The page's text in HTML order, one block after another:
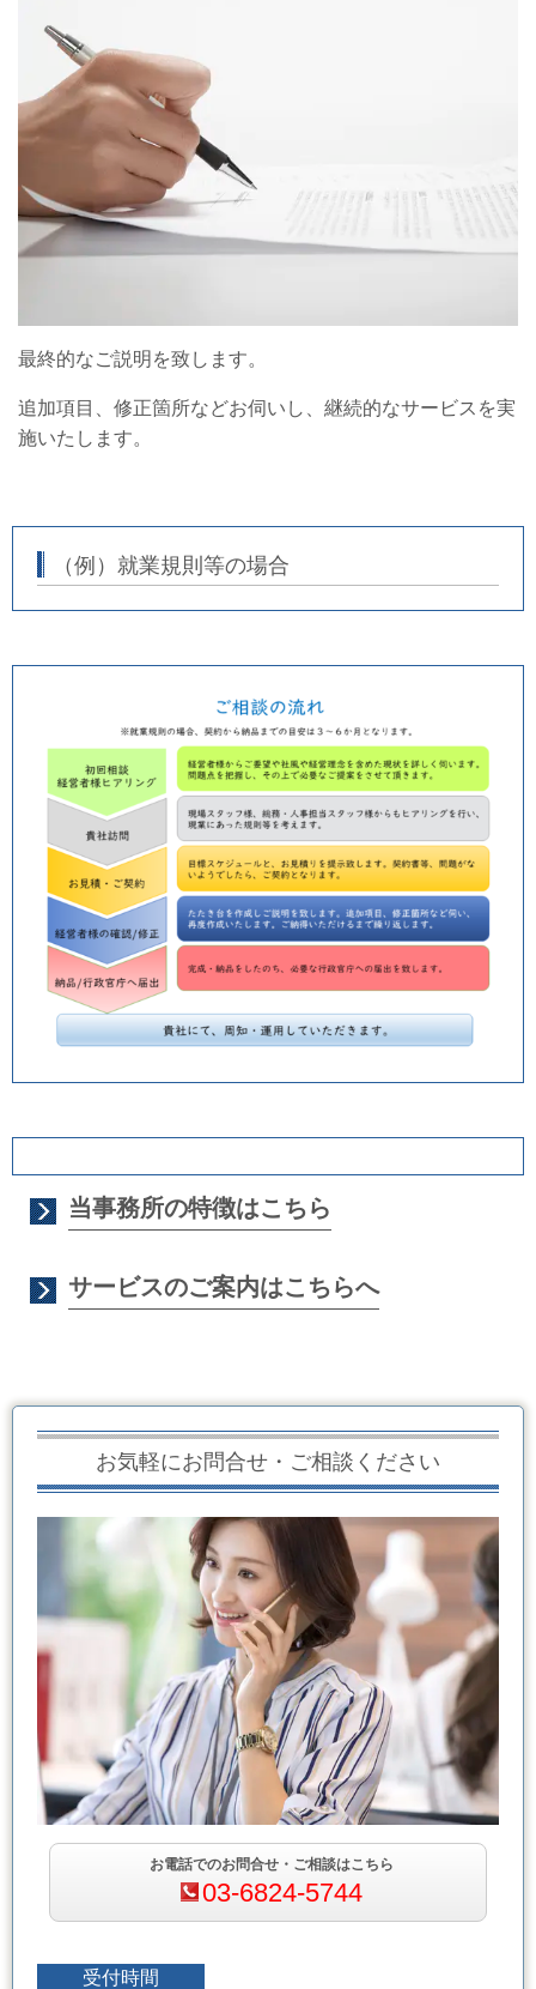
最終的なご説明を致します。
追加項目、修正箇所などお伺いし、継続的なサービスを実
施いたします。
（例）就業規則等の場合
当事務所の特徴はこちら
サービスのご案内はこちらへ
お気軽にお問合せ・ご相談ください
お電話でのお問合せ・ご相談はこちら
03-6824-5744
受付時間